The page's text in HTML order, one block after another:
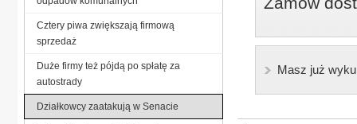
Masz już
Cztery piwa zwiększają firmową
sprzedaż
Duże firmy też pójdą po spłatę za
autostrady
Działkowcy zaatakują w Senacie